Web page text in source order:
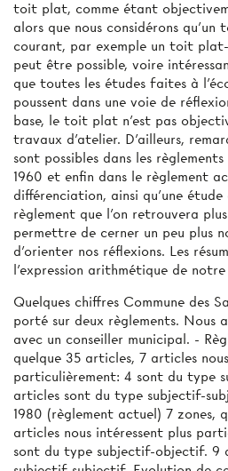
toit plat, comme étant
alors que nous considérons qu'un
courant, par exemple un toit
peut être possible, voire
que toutes les études faites à
poussent dans une voie de
base, le toit plat n'est pas
travaux d'atelier. D'ailleurs,
sont possibles dans les
1960 et enfin dans le règlement
différenciation, ainsi qu'une
règlement que l'on retrouvera
permettre de cerner un peu plus
d'orienter nos réflexions. Les
l'expression arithmétique de notre
Quelques chiffres Commune des
porté sur deux règlements. Nous
avec un conseiller municipal. -
quelque 35 articles, 7 articles
particulièrement: 4 sont du type
articles sont du type subjectif-
1980 (règlement actuel) 7 zones,
articles nous intéressent plus
sont du type subjectif-objectif. 9